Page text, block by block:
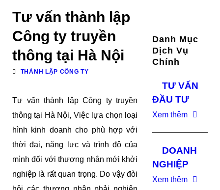
Tư vấn thành lập
Công ty truyền
thông tại Hà Nội
THÀNH LẬP CÔNG TY
Tư vấn thành lập Công ty truyền
thông tại Hà Nội, Việc lựa chọn loại
hình kinh doanh cho phù hợp với
thời đại, năng lực và trình độ của
mình đối với thương nhân mới khởi
nghiệp là rất quan trọng. Do vậy đòi
Danh Mục
Dịch Vụ
Chính
TƯ VẤN
ĐẦU TƯ
Xem thêm
DOANH
NGHIỆP
Xem thêm